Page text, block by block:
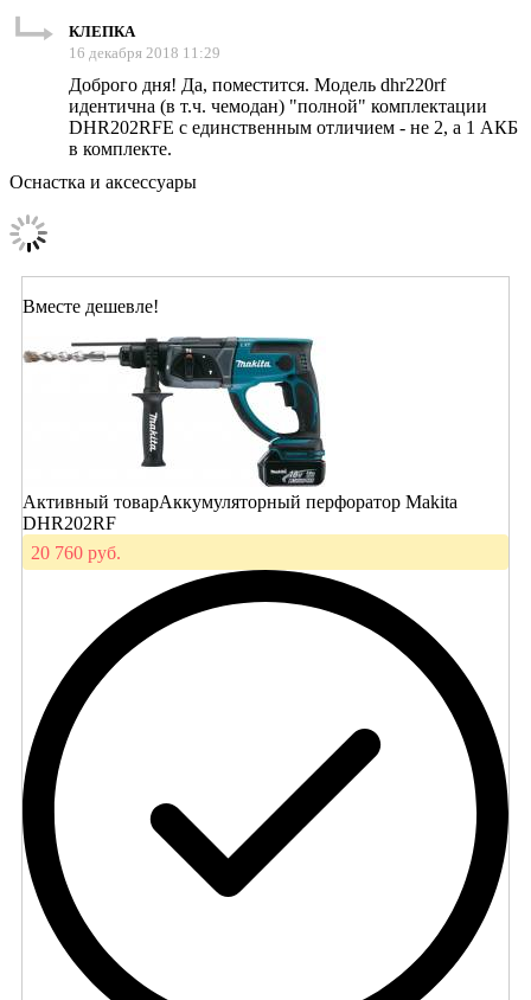
КЛЕПКА
16 декабря 2018 11:29
Доброго дня! Да, поместится. Модель dhr220rf
идентична (в т.ч. чемодан) "полной" комплектации
DHR202RFE с единственным отличием - не 2, а 1 АКБ
в комплекте.
Оснастка и аксессуары
Вместе дешевле!
Активный товарАккумуляторный перфоратор Makita
DHR202RF
20 760 руб.